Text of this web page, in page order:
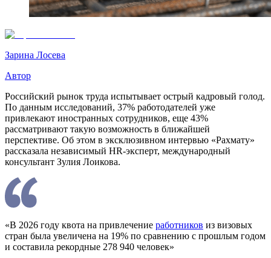
Зарина Лосева
Автор
Российский рынок труда испытывает острый кадровый голод.
По данным исследований, 37% работодателей уже
привлекают иностранных сотрудников, еще 43%
рассматривают такую возможность в ближайшей
перспективе. Об этом в эксклюзивном интервью «Рахмату»
рассказала независимый HR-эксперт, международный
консультант Зулия Лоикова.
«В 2026 году квота на привлечение работников из визовых
стран была увеличена на 19% по сравнению с прошлым годом
и составила рекордные 278 940 человек»